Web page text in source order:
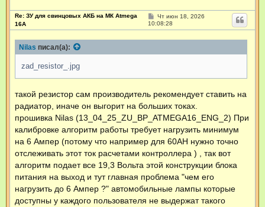
Re: ЗУ для свинцовых АКБ на МК Atmega
16А
С
о
о
Чт июн 18, 2026
10:08:28
Nilas писал(а):
zad_resistor_.jpg
такой резистор сам производитель рекомендует ставить на
радиатор, иначе он выгорит на больших токах.
прошивка Nilas (13_04_25_ZU_BP_ATMEGA16_ENG_2) При
калибровке алгоритм работы требует нагрузить минимум
на 6 Ампер (потому что например для 60АН нужно точно
отслеживать этот ток расчетами контроллера ) , так вот
алгоритм подает все 19,3 Вольта этой конструкции блока
питания на выход и тут главная проблема "чем его
нагрузить до 6 Ампер ?" автомобильные лампы которые
доступны у каждого пользователя не выдержат такого